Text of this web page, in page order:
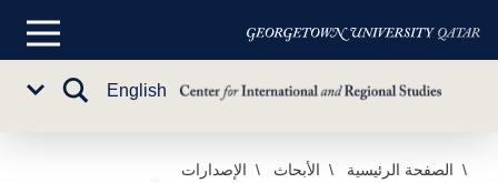
تخطي
القائمة
English
تبديل
الصفحة الرئيسية الأبحاث
الإصدارات